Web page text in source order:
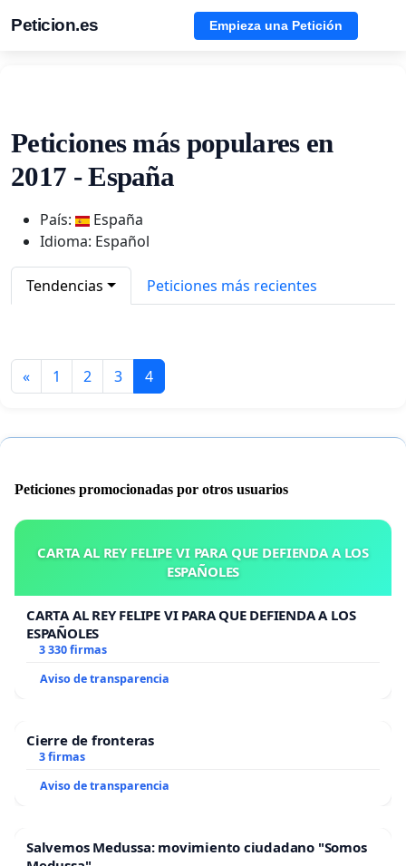
Peticion.es Empieza una Petición
Peticiones más populares en
2017 - España
País:
España
Idioma: Español
Tendencias Peticiones más recientes
« 1 2 3 4
Peticiones promocionadas por otros usuarios
CARTA AL REY FELIPE VI PARA QUE DEFIENDA A LOS
ESPAÑOLES
CARTA AL REY FELIPE VI PARA QUE DEFIENDA A LOS
ESPAÑOLES
3 330 firmas
Aviso de transparencia
Cierre de fronteras
3 firmas
Aviso de transparencia
Salvemos Medussa: movimiento ciudadano "Somos